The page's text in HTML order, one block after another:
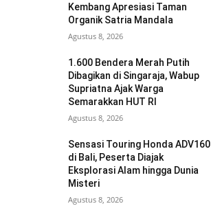
Kembang Apresiasi Taman
Organik Satria Mandala
Agustus 8, 2026
1.600 Bendera Merah Putih
Dibagikan di Singaraja, Wabup
Supriatna Ajak Warga
Semarakkan HUT RI
Agustus 8, 2026
Sensasi Touring Honda ADV160
di Bali, Peserta Diajak
Eksplorasi Alam hingga Dunia
Misteri
Agustus 8, 2026